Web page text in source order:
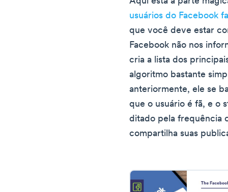
usuários do Facebook
que você deve estar
Facebook não nos
cria a lista dos
algoritmo bastante
anteriormente, ele se
que o usuário é fã, e o
ditado pela frequência
compartilha suas